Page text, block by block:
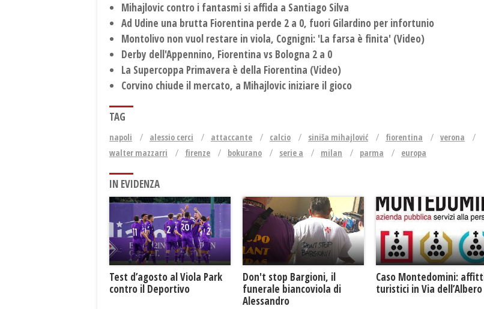
Mihajlovic contro i fantasmi si affida a Santiago Silva
Ad Udine una brutta Fiorentina perde 2 a 0, fuori Gilardino per infortunio
Montolivo non vuol restare in viola, Cognigni: 'La farsa è finita' (Video)
Derby dell'Appennino, Fiorentina vs Bologna 2 a 0
La Supercoppa Primavera è della Fiorentina (Video)
Corvino chiude il mercato, a Mihajlovic iniziare il gioco
TAG
napoli alessio cerci attaccante calcio siniša mihajlović fiorentina
verona
walter mazzarri
firenze bokurano serie a milan parma europa
IN EVIDENZA
Test d’agosto al Viola Park
contro il Deportivo
Don't stop Bargioni, il
funerale biancoviola di
Alessandro
Caso Montedomini:
turistici in Via dell’Albero